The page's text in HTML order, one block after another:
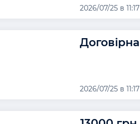
2026/07/25 в 11:17
Договірна
2026/07/25 в 11:17